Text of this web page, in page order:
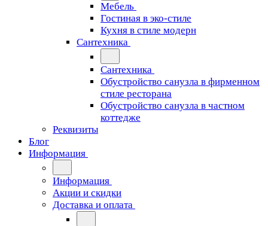
Мебель
Гостиная в эко-стиле
Кухня в стиле модерн
Сантехника
Сантехника
Обустройство санузла в фирменном
стиле ресторана
Обустройство санузла в частном
коттедже
Реквизиты
Блог
Информация
Информация
Акции и скидки
Доставка и оплата